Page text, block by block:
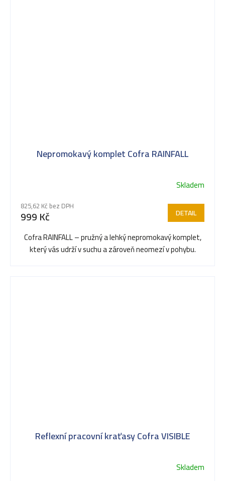
Nepromokavý komplet Cofra RAINFALL
Skladem
825,62 Kč bez DPH
999 Kč DETAIL
Cofra RAINFALL – pružný a lehký nepromokavý komplet,
který vás udrží v suchu a zároveň neomezí v pohybu.
Reflexní pracovní kraťasy Cofra VISIBLE
Skladem